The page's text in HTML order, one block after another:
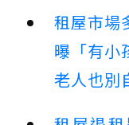
租屋市場
曝「有小
老人也別